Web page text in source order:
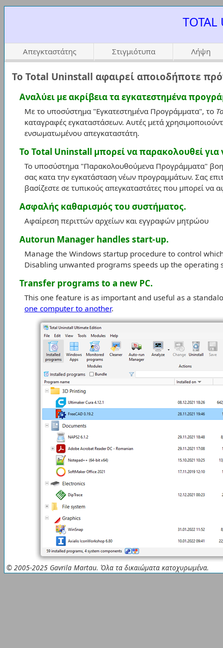
TOTAL
Απεγκταστάτης Στιγμιότυπα Λήψη
Το Total Uninstall αφαιρεί αποιοδήποτε
Αναλύει με ακρίβεια τα εγκατεστημένα
Με το υποσύστημα "Εγκατεστημένα Προγράμματα", το
καταγραφές εγκαταστάσεων. Αυτές μετά
ενσωματωμένου απεγκαταστάτη.
Το Total Uninstall μπορεί να παρακολουθεί για
Το υποσύστημα "Παρακολουθούμενα Προγράμματα"
σας κατα την εγκατάσταση νέων προγραμμάτων. Σας
βασίζεστε σε τυπικούς απεγκαταστάτες που μπορεί να
Ασφαλής καθαρισμός του συστήματος.
Αφαίρεση περιττών αρχείων και εγγραφών μητρώου
Autorun Manager handles start-up.
Manage the Windows startup procedure to control
Disabling unwanted programs speeds up the operating
Transfer programs to a new PC.
This one feature is as important and useful as a
one computer to another.
© 2005-2025 Gavrila Martau. Όλα τα δικαιώματα κατοχυρωμένα.